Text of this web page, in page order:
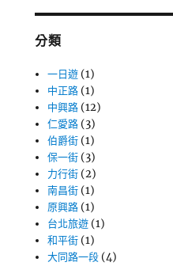
字:
分類
一日遊 (1)
中正路 (1)
中興路 (12)
仁愛路 (3)
伯爵街 (1)
保一街 (3)
力行街 (2)
南昌街 (1)
原興路 (1)
台北旅遊 (1)
和平街 (1)
大同路一段 (4)